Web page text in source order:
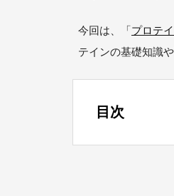
今回は、「プロテ
テインの基礎知識
目次